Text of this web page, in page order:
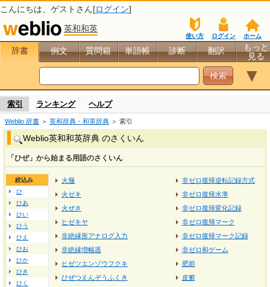
こんにちは、 ゲスト さん[ログイン]
英和和英
ホーム
ログイン
使い方
辞書 例文 質問箱 単語帳 診断 翻訳
もっと
見る
▼
索引 ランキング ヘルプ
Weblio 辞書 ＞ 英和辞典・和英辞典 ＞ 索引
Weblio英和和英辞典 のさくいん
「ひぜ」から始まる用語のさくいん
絞込み
ひ
ひあ
ひい
ひう
ひえ
ひお
ひか
ひき
ひく
火堰
火ゼキ
火ぜき
ヒゼキヤ
非絶縁形アナログ入力
非絶縁増幅器
ヒゼツエンゾウフクキ
ひぜつえんぞうふくき
非ゼロ復帰逆転記録方式
非ゼロ復帰水準
非ゼロ復帰変化記録
非ゼロ復帰マーク
非ゼロ復帰マーク記録
非ゼロ和ゲーム
肥前
皮癬